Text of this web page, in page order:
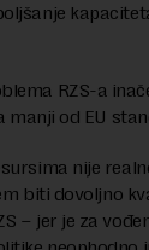
RZS-a
manji od EU
nije
biti dovoljno
– jer je za